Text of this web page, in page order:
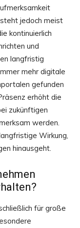
jedoch meist
kontinuierlich
und
langfristig
mehr digitale
gefunden
erhöht die
zukünftigen
werden.
Wirkung,
hinausgeht.
für große